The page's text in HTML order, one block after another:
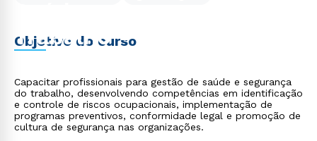
Trabalho - 6 meses
Objetivo do curso
Capacitar profissionais para gestão de saúde e segurança
do trabalho, desenvolvendo competências em identificação
e controle de riscos ocupacionais, implementação de
programas preventivos, conformidade legal e promoção de
cultura de segurança nas organizações.